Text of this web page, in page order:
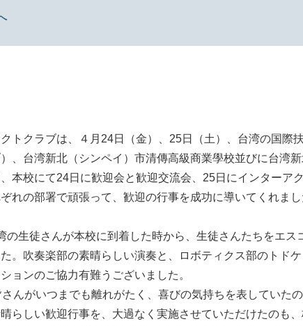
トクラブは、４月24日（金）、25日（土）、台湾の国際
、台湾新北（シンペイ）市清傳高級商業學校並びに台湾
本校にて24日に歓迎会と歓迎交流会、25日にインターア
れの部署で頑張って、歓迎の行事を成功に導いてくれま
の生徒さんが本校に到着した時から、生徒さんたちをエス
。吹奏楽部の素晴らしい演奏と、ロボティクス部のトド
ョンのご協力有難うございました。
んがいつまでも離れがたく、喜びの気持ちを表していたの
らしい歓迎行事を、大過なく実施させていただけたのも